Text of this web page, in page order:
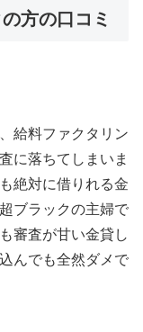
方の口コミ
給料ファクタリン
に落ちてしまいま
絶対に借りれる金
ブラックの主婦で
審査が甘い金貸し
んでも全然ダメで